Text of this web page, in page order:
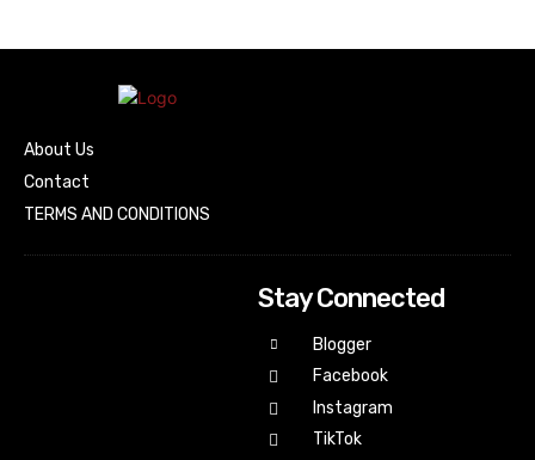
About Us
Contact
TERMS AND CONDITIONS
Stay Connected
Blogger
Facebook
Instagram
TikTok